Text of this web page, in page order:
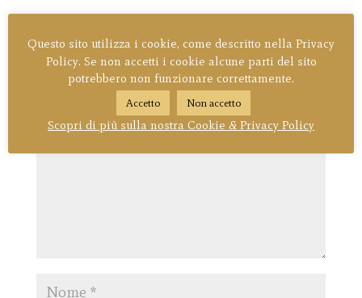
Invia commento
Il tuo indirizzo email non sarà pubblicato.
sono contrassegnati*
Questo sito utilizza i cookie, come descritto nella Privacy
Policy. Se non accetti i cookie alcune parti del sito
potrebbero non funzionare correttamente.
Accetto Non accetto
Scopri di più sulla nostra Cookie & Privacy Policy